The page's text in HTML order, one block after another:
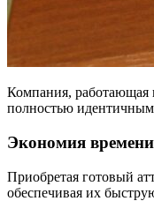
Компания, работающая
полностью
Экономия времени
Приобретая готовый
обеспечивая их